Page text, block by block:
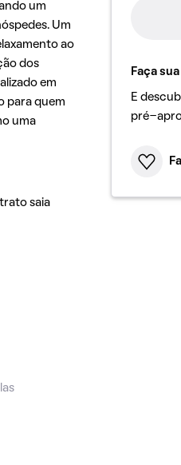
um
Um
ao
dos
em
para quem
uma
saia
Faça
E
pré-